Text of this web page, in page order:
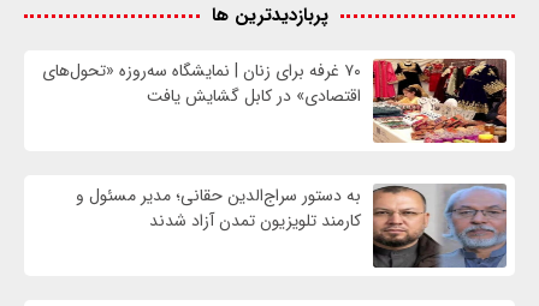
پربازدیدترین ها
۷۰ غرفه برای زنان | نمایشگاه سه‌روزه «تحول‌های
اقتصادی» در کابل گشایش یافت
به دستور سراج‌الدین حقانی؛ مدیر مسئول و
کارمند تلویزیون تمدن آزاد شدند